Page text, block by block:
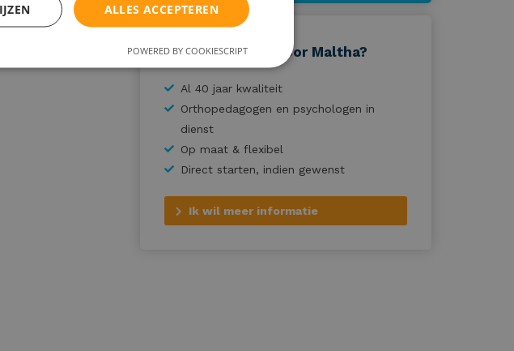
Waarom kiezen voor Maltha?
Al 40 jaar kwaliteit
Orthopedagogen en psychologen in
dienst
Op maat & flexibel
Direct starten, indien gewenst
Ik wil meer informatie
ALLES ACCEPTEREN
POWERED BY COOKIESCRIPT